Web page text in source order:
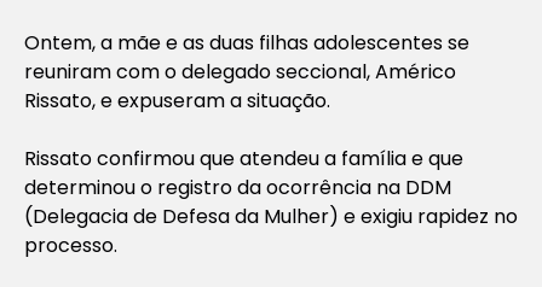
Ontem, a mãe e as duas filhas adolescentes se
reuniram com o delegado seccional, Américo
Rissato, e expuseram a situação.
Rissato confirmou que atendeu a família e que
determinou o registro da ocorrência na DDM
(Delegacia de Defesa da Mulher) e exigiu rapidez no
processo.